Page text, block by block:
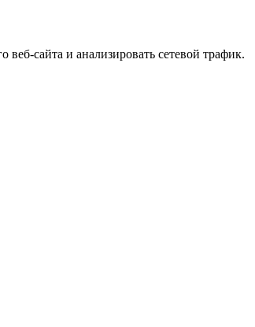
сайта и анализировать сетевой трафик.